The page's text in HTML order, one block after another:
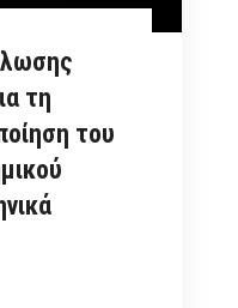
τη
του